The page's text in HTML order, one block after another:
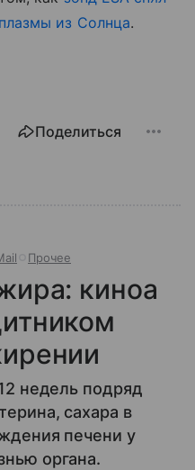
из Солнца.
Поделиться
Прочее
киноа
недель подряд
сахара в
печени у
органа.